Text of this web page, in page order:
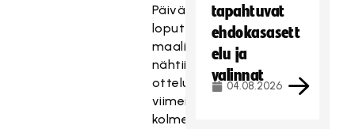
Päivän
loput
maalit
nähtiin
ottelun
viimeisillä
kolmella
tapahtuvat
ehdokasasett
elu ja
valinnat
04.08.2026